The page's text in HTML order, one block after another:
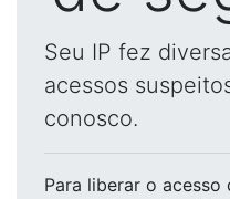
Seu IP fez
acessos
conosco.
Para liberar o acesso